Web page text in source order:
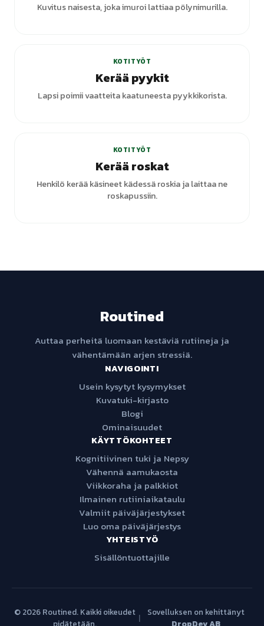
Kuvitus naisesta, joka imuroi lattiaa pölynimurilla.
KOTITYÖT
Kerää pyykit
Lapsi poimii vaatteita kaatuneesta pyykkikorista.
KOTITYÖT
Kerää roskat
Henkilö kerää käsineet kädessä roskia ja laittaa ne
roskapussiin.
Routined
Auttaa perheitä luomaan kestäviä rutiineja ja
vähentämään arjen stressiä.
NAVIGOINTI
Usein kysytyt kysymykset
Kuvatuki-kirjasto
Blogi
Ominaisuudet
KÄYTTÖKOHTEET
Kognitiivinen tuki ja Nepsy
Vähennä aamukaosta
Viikkoraha ja palkkiot
Ilmainen rutiiniaikataulu
Valmiit päiväjärjestykset
Luo oma päiväjärjestys
YHTEISTYÖ
Sisällöntuottajille
© 2026 Routined. Kaikki oikeudet
pidätetään.
|
Sovelluksen on kehittänyt
DropDev AB